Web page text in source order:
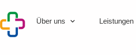
Über uns Leistungen